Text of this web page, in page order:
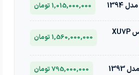
1,015,000,000 تومان
سمند، سورن، پلاس XU7P
1,560,000,000 تومان
795,000,000 تومان